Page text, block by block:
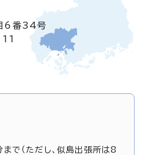
6番34号
（ただし、似島出張所は8